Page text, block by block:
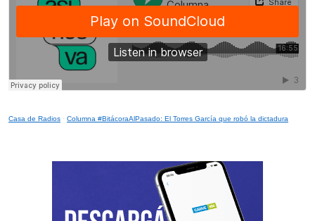
Casa de Radios · Columna #BitácoraAlPasado: El Torres García que robó la dictadura